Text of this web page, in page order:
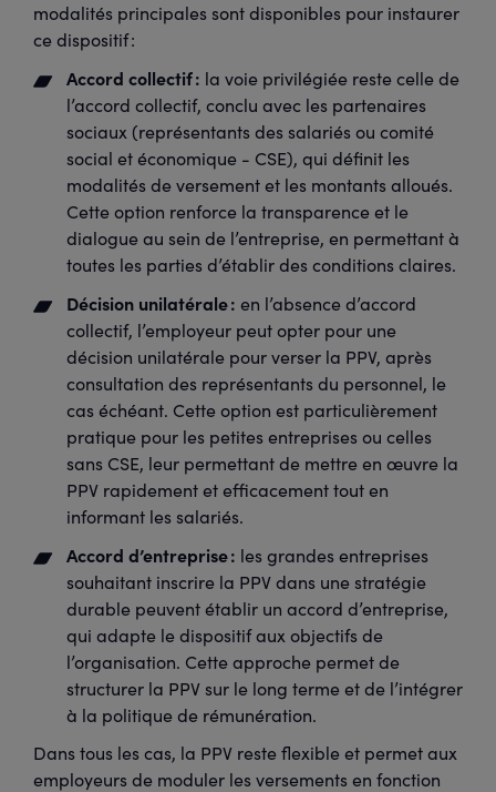
modalités principales sont disponibles pour instaurer
ce dispositif :
Accord collectif : la voie privilégiée reste celle de
l’accord collectif, conclu avec les partenaires
sociaux (représentants des salariés ou comité
social et économique - CSE), qui définit les
modalités de versement et les montants alloués.
Cette option renforce la transparence et le
dialogue au sein de l’entreprise, en permettant à
toutes les parties d’établir des conditions claires.
Décision unilatérale : en l’absence d’accord
collectif, l’employeur peut opter pour une
décision unilatérale pour verser la PPV, après
consultation des représentants du personnel, le
cas échéant. Cette option est particulièrement
pratique pour les petites entreprises ou celles
sans CSE, leur permettant de mettre en œuvre la
PPV rapidement et efficacement tout en
informant les salariés.
Accord d’entreprise : les grandes entreprises
souhaitant inscrire la PPV dans une stratégie
durable peuvent établir un accord d’entreprise,
qui adapte le dispositif aux objectifs de
l’organisation. Cette approche permet de
structurer la PPV sur le long terme et de l’intégrer
à la politique de rémunération.
Dans tous les cas, la PPV reste flexible et permet aux
employeurs de moduler les versements en fonction